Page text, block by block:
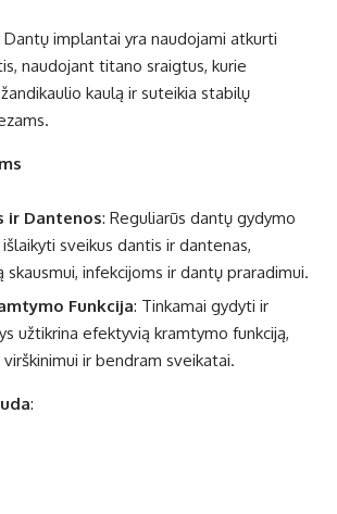
Dantų implantai yra naudojami atkurti
naudojant titano sraigtus, kurie
kaulą ir suteikia stabilų
ir Dantenos: Reguliarūs dantų gydymo
sveikus dantis ir dantenas,
skausmui, infekcijoms ir dantų praradimui.
Funkcija: Tinkamai gydyti ir
užtikrina efektyvią kramtymo funkciją,
virškinimui ir bendram sveikatai.
: